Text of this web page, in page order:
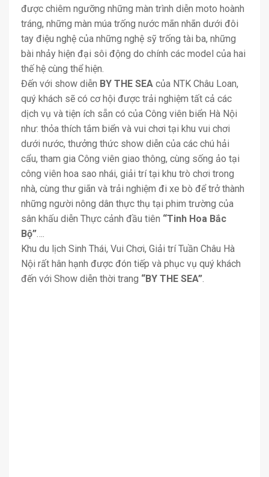
được chiêm ngưỡng những màn trình diễn moto hoành
tráng, những màn múa trống nước mãn nhãn dưới đôi
tay điệu nghệ của những nghệ sỹ trống tài ba, những
bài nhảy hiện đại sôi động do chính các model của hai
thế hệ cùng thể hiện.
Đến với show diễn BY THE SEA của NTK Châu Loan,
quý khách sẽ có cơ hội được trải nghiệm tất cả các
dịch vụ và tiện ích sẵn có của Công viên biển Hà Nội
như: thỏa thích tắm biển và vui chơi tại khu vui chơi
dưới nước, thưởng thức show diễn của các chú hải
cẩu, tham gia Công viên giao thông, cùng sống ảo tại
công viên hoa sao nhái, giải trí tại khu trò chơi trong
nhà, cùng thư giãn và trải nghiệm đi xe bò để trở thành
những người nông dân thực thụ tại phim trường của
sân khấu diễn Thực cảnh đầu tiên “Tinh Hoa Bắc
Bộ”
Khu du lịch Sinh Thái, Vui Chơi, Giải trí Tuần Châu Hà
Nội rất hân hạnh được đón tiếp và phục vụ quý khách
đến với Show diễn thời trang “BY THE SEA”